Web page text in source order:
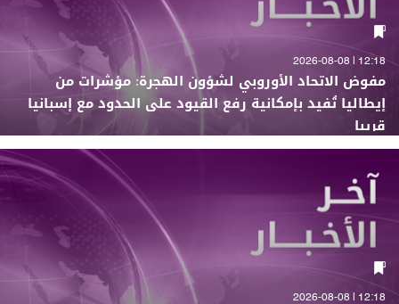
12:18 | 2026-08-08
مفوض الاتحاد الأوروبي لشؤون الهجرة: مؤشرات من
إيطاليا تُفيد بإمكانية رفع القيود على الحدود مع إسبانيا
قريبا
12:18 | 2026-08-08